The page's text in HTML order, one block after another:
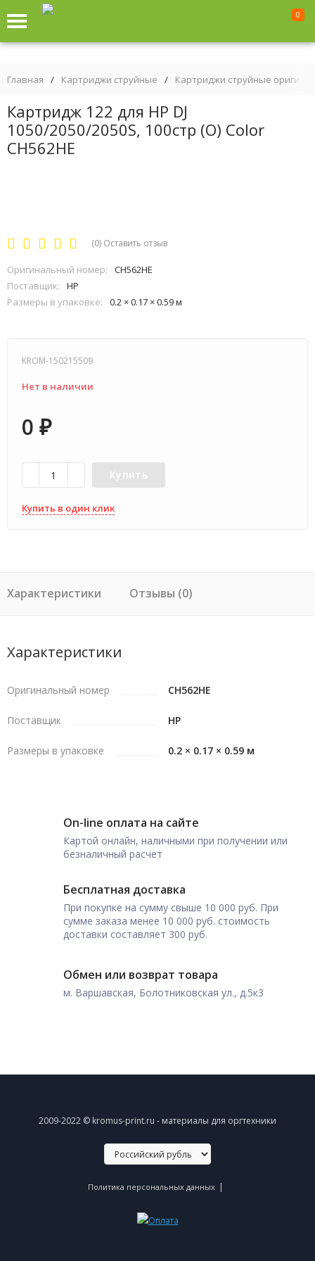
0
Главная / Картриджи струйные / Картриджи струйные
Картридж 122 для HP DJ
1050/2050/2050S, 100стр (O) Color
CH562HE
(0) Оставить отзыв
Оригинальный номер:
CH562HE
Поставщик:
HP
Размеры в упаковке:
0.2 × 0.17 × 0.59 м
KROM-150215509
Нет в наличии
0 ₽
Купить
Купить в один клик
Характеристики Отзывы (0)
Характеристики
Оригинальный номер CH562HE
Поставщик HP
Размеры в упаковке 0.2 × 0.17 × 0.59 м
On-line оплата на сайте
Картой онлайн, наличными при получении или
безналичный расчет
Бесплатная доставка
При покупке на сумму свыше 10 000 руб. При
сумме заказа менее 10 000 руб. стоимость
доставки составляет 300 руб.
Обмен или возврат товара
м. Варшавская, Болотниковская ул., д.5к3
2009-2022 © kromus-print.ru - материалы для оргтехники
Политика персональных данных |